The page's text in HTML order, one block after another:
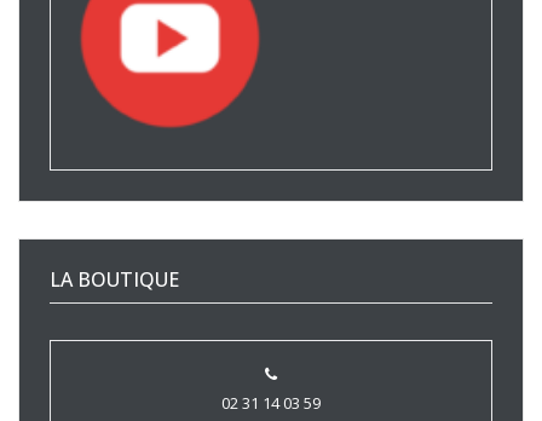
LA BOUTIQUE
02 31 14 03 59